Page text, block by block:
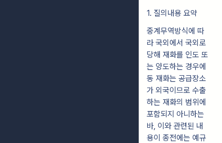
1. 질의내용 요약
중계무역방식에 따
라 국외에서 국외로
당해 재화를 인도 또
는 양도하는 경우에
동 재화는 공급장소
가 외국이므로 수출
하는 재화의 범위에
포함되지 아니하는
바, 이와 관련된 내
용이 종전에는 예규